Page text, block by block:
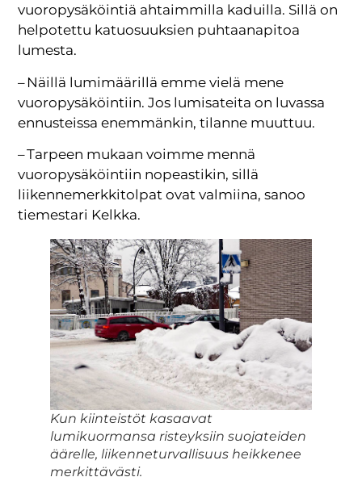
vuoropysäköintiä ahtaimmilla kaduilla. Sillä on
helpotettu katuosuuksien puhtaanapitoa
lumesta.
– Näillä lumimäärillä emme vielä mene
vuoropysäköintiin. Jos lumisateita on luvassa
ennusteissa enemmänkin, tilanne muuttuu.
– Tarpeen mukaan voimme mennä
vuoropysäköintiin nopeastikin, sillä
liikennemerkkitolpat ovat valmiina, sanoo
tiemestari Kelkka.
Kun kiinteistöt kasaavat
lumikuormansa risteyksiin suojateiden
äärelle, liikenneturvallisuus heikkenee
merkittävästi.